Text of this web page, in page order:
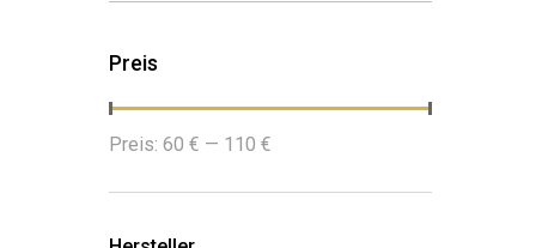
Preis
Min.
Preis
Max.
Preis
Preis: 60 € — 110 €